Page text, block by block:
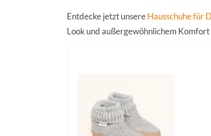
Entdecke jetzt unsereHausschuhe für
Look und außergewöhnlichem